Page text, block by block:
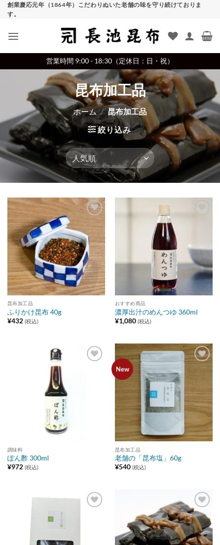
Skip創業慶応元年（1864年）こだわりぬいた老舗の味を守り続けておりま
す。
営業時間 9:00 - 18:30（定休日：日・祝）
昆布加工品
ホーム / 昆布加工品
絞り込み
wishlist
昆布加工品
ふりかけ昆布 40g
¥432 (税込)
おすすめ商品
濃厚出汁のめんつゆ 360ml
¥1,080 (税込)
調味料
ぽん酢 300ml
¥972 (税込)
New
wishlist
昆布加工品
老舗の「昆布塩」60g
¥540 (税込)
Add to
wishlist